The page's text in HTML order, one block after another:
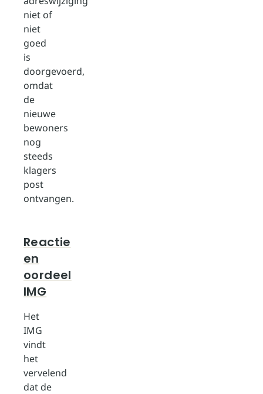
niet of
niet
goed
is
doorgevoerd,
omdat
de
nieuwe
bewoners
nog
steeds
klagers
post
ontvangen.
Reactie
en
oordeel
IMG
Het
IMG
vindt
het
vervelend
dat de